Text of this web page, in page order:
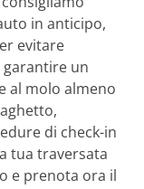
in anticipo,
evitare
un
al molo almeno
di check-in
tua traversata
e prenota ora il